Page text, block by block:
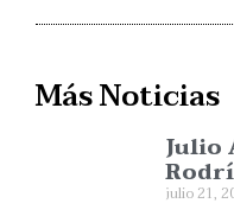
Más Noticias
Julio
julio 21,